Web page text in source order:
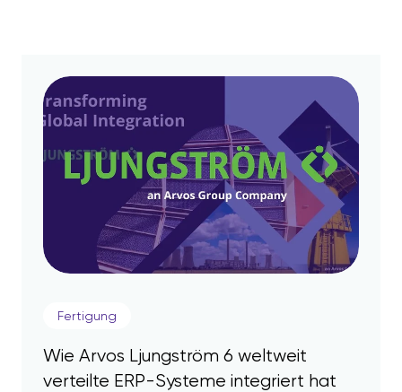
Fertigung
Wie Arvos Ljungström 6 weltweit
verteilte ERP-Systeme integriert hat